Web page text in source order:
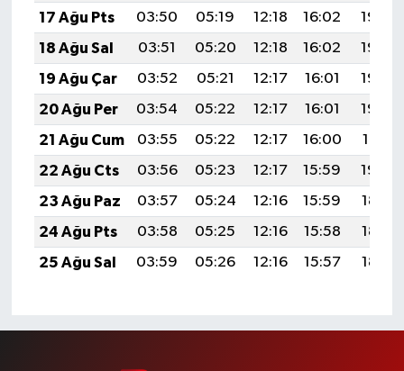
17 Ağu Pts
03:50 05:19 12:18 16:02
19:06
18 Ağu Sal
03:51 05:20 12:18 16:02
19:05
19 Ağu Çar
03:52 05:21 12:17 16:01
19:04
20 Ağu Per
03:54 05:22 12:17 16:01
19:03
21 Ağu Cum
03:55 05:22 12:17 16:00
19:01
22 Ağu Cts
03:56 05:23 12:17 15:59
19:00
23 Ağu Paz
03:57 05:24 12:16 15:59
18:59
24 Ağu Pts
03:58 05:25 12:16 15:58
18:57
25 Ağu Sal
03:59 05:26 12:16 15:57 18:56